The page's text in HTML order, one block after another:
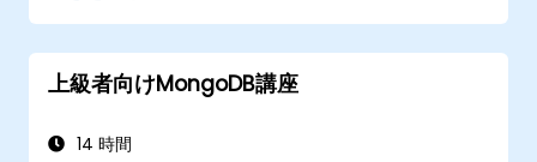
上級者向けMongoDB講座
14 時間